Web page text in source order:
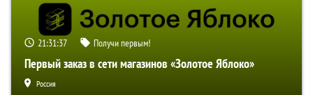
21:31:36 Получи первым!
Первый заказ в сети магазинов «Золотое Яблоко»
Россия